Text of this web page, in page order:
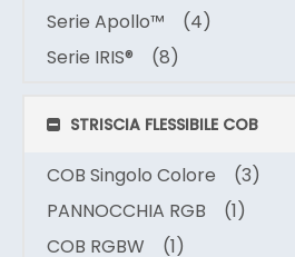
Serie Apollo™
(4)
Serie IRIS®
(8)
STRISCIA FLESSIBILE COB
COB Singolo Colore
(3)
PANNOCCHIA RGB
(1)
COB RGBW
(1)